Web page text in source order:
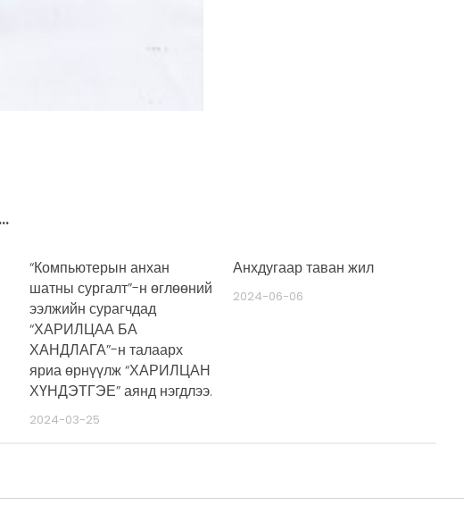
“Компьютерын анхан
шатны сургалт”-н өглөөний
ээлжийн сурагчдад
“ХАРИЛЦАА БА
ХАНДЛАГА”-н талаарх
яриа өрнүүлж “ХАРИЛЦАН
ХҮНДЭТГЭЕ” аянд нэгдлээ.
2024-03-25
Анхдугаар таван жил
2024-06-06